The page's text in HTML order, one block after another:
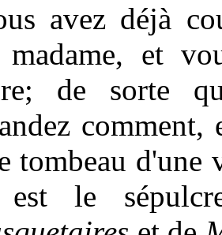
avez déjà
madame, et
de sorte
tombeau d'une
le